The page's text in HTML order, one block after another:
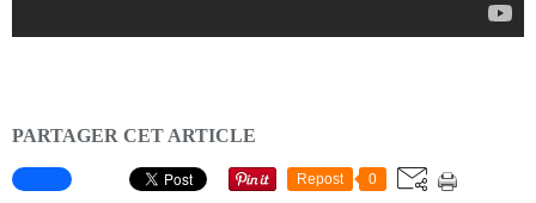
PARTAGER CET ARTICLE
Repost 0